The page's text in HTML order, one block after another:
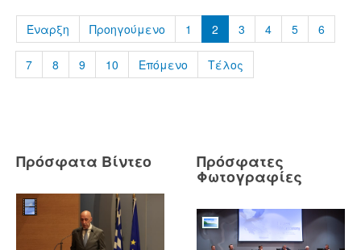
Έναρξη Προηγούμενο 1 2 3 4 5 6
7 8 9 10 Επόμενο Τέλος
Πρόσφατα Βίντεο Πρόσφατες
Φωτογραφίες